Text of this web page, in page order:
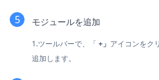
モジュールを追加
1.ツールバーで、「 +」 アイコンをク
追加します。